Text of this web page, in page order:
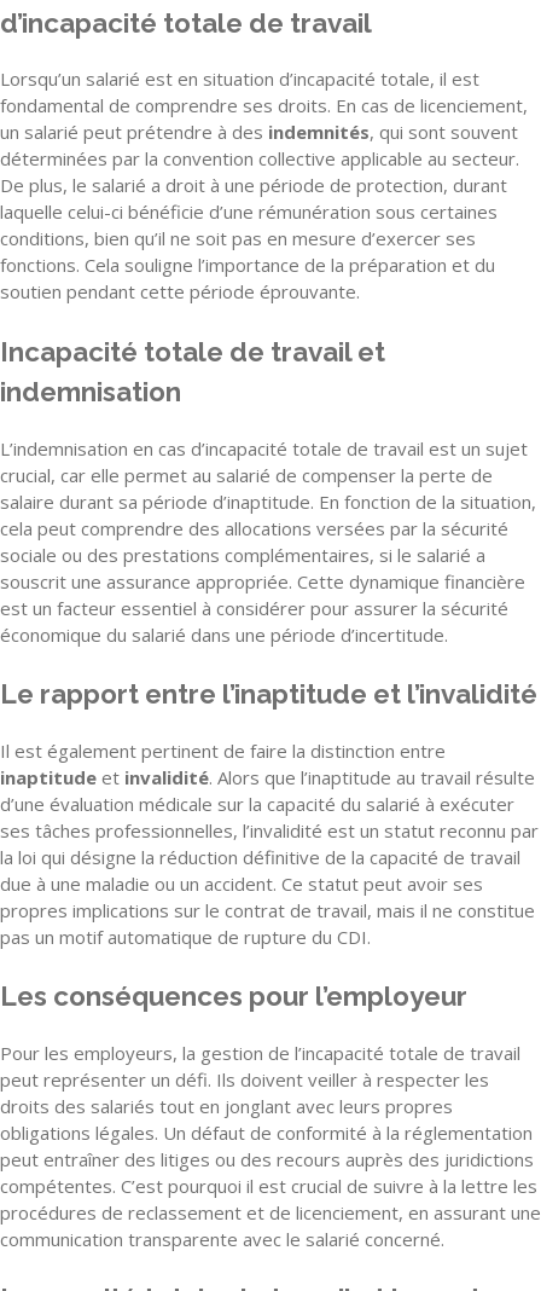
d’incapacité totale de travail
Lorsqu’un salarié est en situation d’incapacité totale, il est
fondamental de comprendre ses droits. En cas de licenciement,
un salarié peut prétendre à des indemnités, qui sont souvent
déterminées par la convention collective applicable au secteur.
De plus, le salarié a droit à une période de protection, durant
laquelle celui-ci bénéficie d’une rémunération sous certaines
conditions, bien qu’il ne soit pas en mesure d’exercer ses
fonctions. Cela souligne l’importance de la préparation et du
soutien pendant cette période éprouvante.
Incapacité totale de travail et
indemnisation
L’indemnisation en cas d’incapacité totale de travail est un sujet
crucial, car elle permet au salarié de compenser la perte de
salaire durant sa période d’inaptitude. En fonction de la situation,
cela peut comprendre des allocations versées par la sécurité
sociale ou des prestations complémentaires, si le salarié a
souscrit une assurance appropriée. Cette dynamique financière
est un facteur essentiel à considérer pour assurer la sécurité
économique du salarié dans une période d’incertitude.
Le rapport entre l’inaptitude et l’invalidité
Il est également pertinent de faire la distinction entre
inaptitude et invalidité. Alors que l’inaptitude au travail résulte
d’une évaluation médicale sur la capacité du salarié à exécuter
ses tâches professionnelles, l’invalidité est un statut reconnu par
la loi qui désigne la réduction définitive de la capacité de travail
due à une maladie ou un accident. Ce statut peut avoir ses
propres implications sur le contrat de travail, mais il ne constitue
pas un motif automatique de rupture du CDI.
Les conséquences pour l’employeur
Pour les employeurs, la gestion de l’incapacité totale de travail
peut représenter un défi. Ils doivent veiller à respecter les
droits des salariés tout en jonglant avec leurs propres
obligations légales. Un défaut de conformité à la réglementation
peut entraîner des litiges ou des recours auprès des juridictions
compétentes. C’est pourquoi il est crucial de suivre à la lettre les
procédures de reclassement et de licenciement, en assurant une
communication transparente avec le salarié concerné.